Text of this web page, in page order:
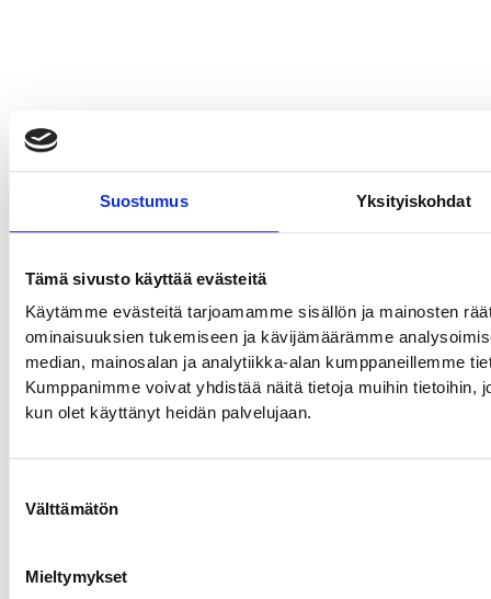
Suostumus Yksityiskohdat
Tämä sivusto käyttää evästeitä
Käytämme evästeitä tarjoamamme sisällön ja mainosten
ominaisuuksien tukemiseen ja kävijämäärämme
median, mainosalan ja analytiikka-alan kumppaneillemme
Kumppanimme voivat yhdistää näitä tietoja muihin tietoihin,
kun olet käyttänyt heidän palvelujaan.
valinta
Välttämätön
Mieltymykset